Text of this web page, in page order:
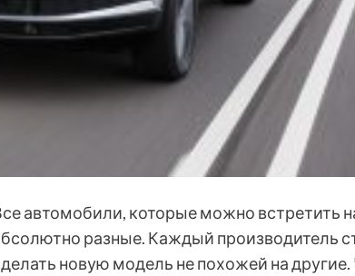
автомобили, которые можно встретить
разные. Каждый производитель
новую модель не похожей на